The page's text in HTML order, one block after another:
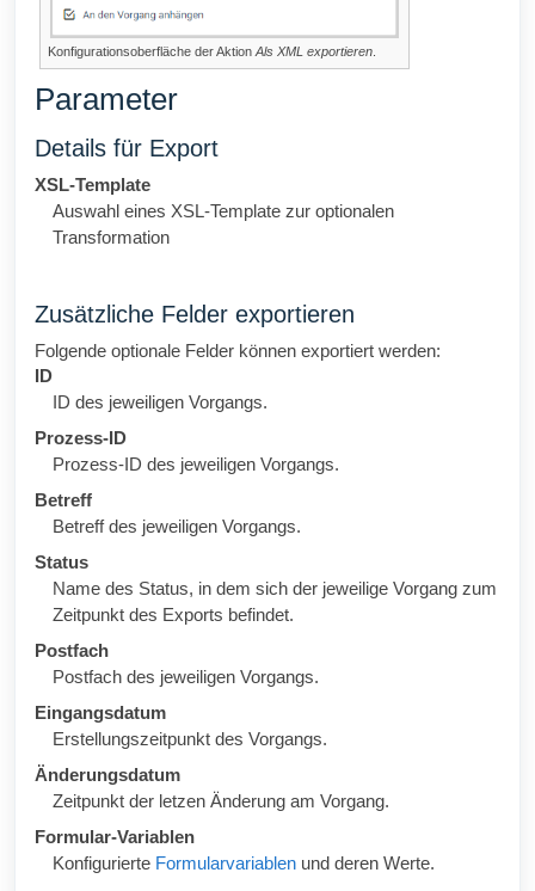
Konfigurationsoberfläche der Aktion Als XML exportieren
Parameter
Details für Export
XSL-Template
Auswahl eines XSL-Template zur optionalen
Transformation
Zusätzliche Felder exportieren
Folgende optionale Felder können exportiert werden:
ID
ID des jeweiligen Vorgangs.
Prozess-ID
Prozess-ID des jeweiligen Vorgangs.
Betreff
Betreff des jeweiligen Vorgangs.
Status
Name des Status, in dem sich der jeweilige Vorgang zum
Zeitpunkt des Exports befindet.
Postfach
Postfach des jeweiligen Vorgangs.
Eingangsdatum
Erstellungszeitpunkt des Vorgangs.
Änderungsdatum
Zeitpunkt der letzen Änderung am Vorgang.
Formular-Variablen
Konfigurierte Formularvariablen und deren Werte.